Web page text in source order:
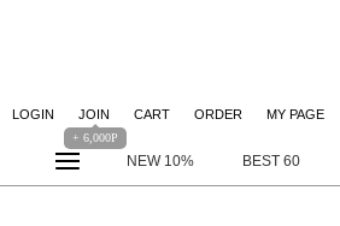
LOGIN JOIN
+ 6,000P
CART ORDER MY PAGE
NEW 10% BEST 60